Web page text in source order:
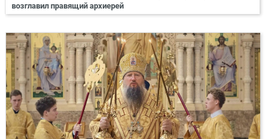
возглавил правящий архиерей